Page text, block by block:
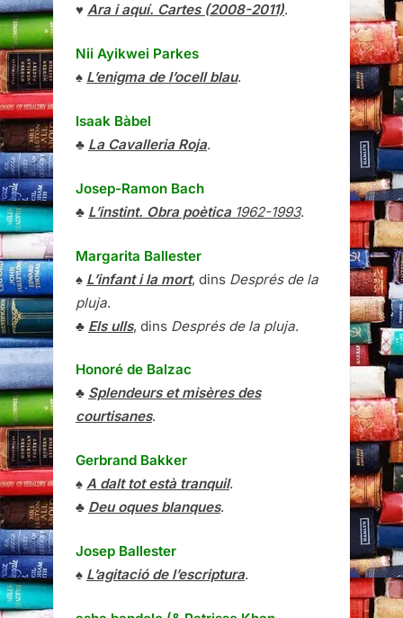
♥ Ara i aquí. Cartes (2008-2011).
Nii Ayikwei Parkes
♠ L’enigma de l’ocell blau.
Isaak Bàbel
♣ La Cavalleria Roja.
Josep-Ramon Bach
♣ L’instint. Obra poètica1962-1993.
Margarita Ballester
♠ L’infant i la mort, dins Després de la
pluja.
♣ Els ulls, dins Després de la pluja.
Honoré de Balzac
♣ Splendeurs et misères des
courtisanes.
Gerbrand Bakker
♠ A dalt tot està tranquil.
♣ Deu oques blanques.
Josep Ballester
♠ L’agitació de l’escriptura.